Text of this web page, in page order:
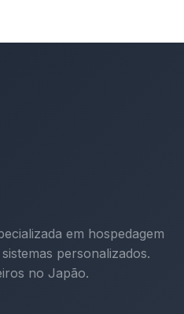
em hospedagem
personalizados.
no Japão.